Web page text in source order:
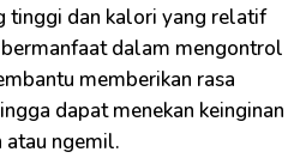
tinggi dan kalori yang relatif
dalam mengontrol
memberikan rasa
dapat menekan keinginan
atau ngemil.